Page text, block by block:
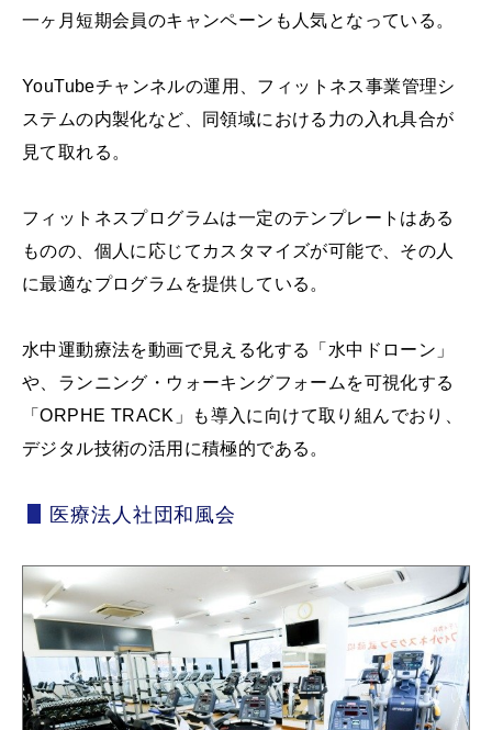
一ヶ月短期会員のキャンペーンも人気となっている。
YouTubeチャンネルの運用、フィットネス事業管理シ
ステムの内製化など、同領域における力の入れ具合が
見て取れる。
フィットネスプログラムは一定のテンプレートはある
ものの、個人に応じてカスタマイズが可能で、その人
に最適なプログラムを提供している。
水中運動療法を動画で見える化する「水中ドローン」
や、ランニング・ウォーキングフォームを可視化する
「ORPHE TRACK」も導入に向けて取り組んでおり、
デジタル技術の活用に積極的である。
医療法人社団和風会